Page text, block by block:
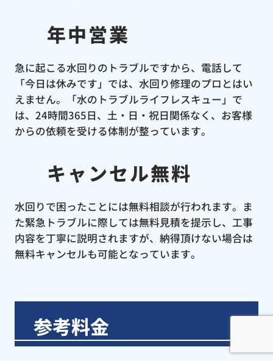
年中営業
急に起こる水回りのトラブルですから、電話して
「今日は休みです」では、水回り修理のプロとはい
えません。「水のトラブルライフレスキュー」で
は、24時間365日、土・日・祝日関係なく、お客様
からの依頼を受ける体制が整っています。
キャンセル無料
水回りで困ったことには無料相談が行われます。ま
た緊急トラブルに際しては無料見積を提示し、工事
内容を丁寧に説明されますが、納得頂けない場合は
無料キャンセルも可能となっています。
参考料金